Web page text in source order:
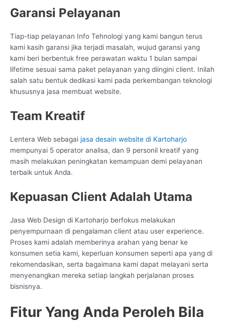
Garansi Pelayanan
Tiap-tiap pelayanan Info Tehnologi yang kami bangun terus
kami kasih garansi jika terjadi masalah, wujud garansi yang
kami beri berbentuk free perawatan waktu 1 bulan sampai
lifetime sesuai sama paket pelayanan yang diingini client. Inilah
salah satu bentuk dedikasi kami pada perkembangan teknologi
khususnya jasa membuat website.
Team Kreatif
Lentera Web sebagai jasa desain website di Kartoharjo
mempunyai 5 operator analisa, dan 9 personil kreatif yang
masih melakukan peningkatan kemampuan demi pelayanan
terbaik untuk Anda.
Kepuasan Client Adalah Utama
Jasa Web Design di Kartoharjo berfokus melakukan
penyempurnaan di pengalaman client atau user experience.
Proses kami adalah memberinya arahan yang benar ke
konsumen setia kami, keperluan konsumen seperti apa yang di
rekomendasikan, serta bagaimana kami dapat melayani serta
menyenangkan mereka setiap langkah perjalanan proses
bisnisnya.
Fitur Yang Anda Peroleh Bila